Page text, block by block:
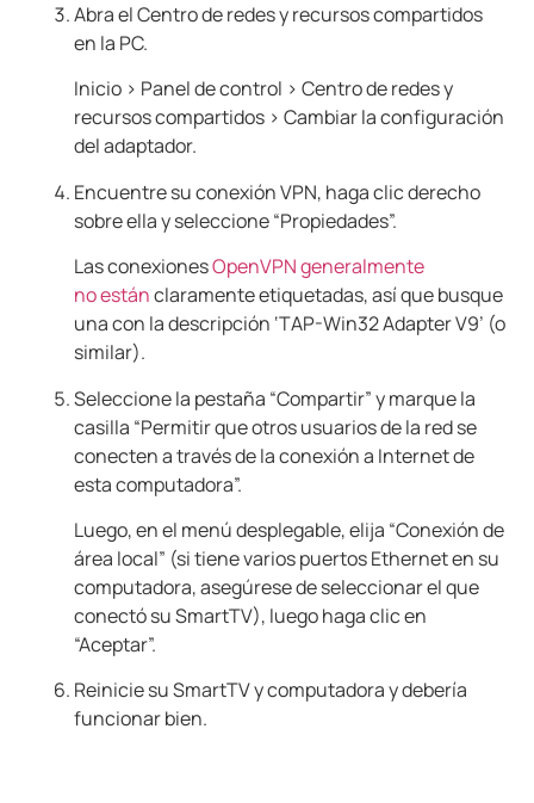
Abra el Centro de redes y recursos compartidos
en la PC.
Inicio > Panel de control > Centro de redes y
recursos compartidos > Cambiar la configuración
del adaptador.
Encuentre su conexión VPN, haga clic derecho
sobre ella y seleccione “Propiedades”.
Las conexionesOpenVPN generalmente
noestánclaramente etiquetadas, así que busque
una con la descripción ‘TAP-Win32 Adapter V9’ (o
similar).
Seleccione la pestaña “Compartir” y marque la
casilla “Permitir que otros usuarios de la red se
conecten a través de la conexión a Internet de
esta computadora”.
Luego, en el menú desplegable, elija “Conexión de
área local” (si tiene varios puertos Ethernet en su
computadora, asegúrese de seleccionar el que
conectó su SmartTV), luego haga clic en
“Aceptar”.
Reinicie su SmartTV y computadora y debería
funcionar bien.